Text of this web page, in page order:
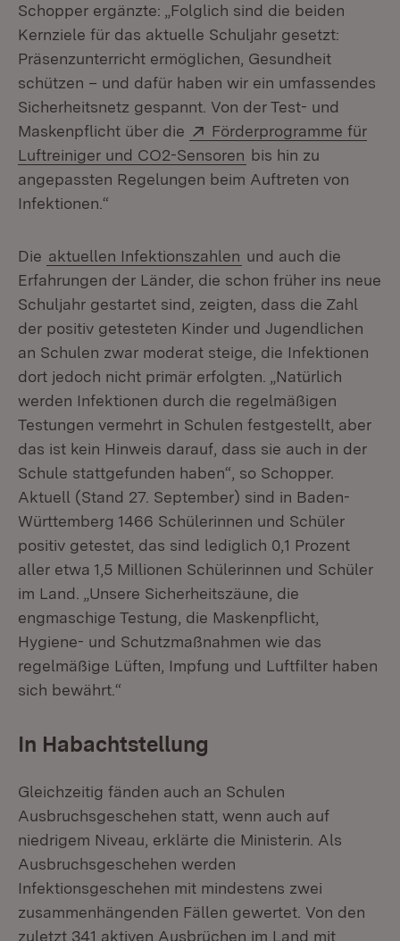
Schopper ergänzte: „Folglich sind die beiden
Kernziele für das aktuelle Schuljahr gesetzt:
Präsenzunterricht ermöglichen, Gesundheit
schützen – und dafür haben wir ein umfassendes
Sicherheitsnetz gespannt. Von der Test- und
Maskenpflicht über die
Extern:
Förderprogramme für
Luftreiniger und CO2-Sensoren (Öffnet in neuem
bis hin zu
angepassten Regelungen beim Auftreten von
Infektionen.“
Die aktuellen Infektionszahlen und auch die
Erfahrungen der Länder, die schon früher ins neue
Schuljahr gestartet sind, zeigten, dass die Zahl
der positiv getesteten Kinder und Jugendlichen
an Schulen zwar moderat steige, die Infektionen
dort jedoch nicht primär erfolgten. „Natürlich
werden Infektionen durch die regelmäßigen
Testungen vermehrt in Schulen festgestellt, aber
das ist kein Hinweis darauf, dass sie auch in der
Schule stattgefunden haben“, so Schopper.
Aktuell (Stand 27. September) sind in Baden-
Württemberg 1466 Schülerinnen und Schüler
positiv getestet, das sind lediglich 0,1 Prozent
aller etwa 1,5 Millionen Schülerinnen und Schüler
im Land. „Unsere Sicherheitszäune, die
engmaschige Testung, die Maskenpflicht,
Hygiene- und Schutzmaßnahmen wie das
regelmäßige Lüften, Impfung und Luftfilter haben
sich bewährt.“
In Habachtstellung
Gleichzeitig fänden auch an Schulen
Ausbruchsgeschehen statt, wenn auch auf
niedrigem Niveau, erklärte die Ministerin. Als
Ausbruchsgeschehen werden
Infektionsgeschehen mit mindestens zwei
zusammenhängenden Fällen gewertet. Von den
zuletzt 341 aktiven Ausbrüchen im Land mit